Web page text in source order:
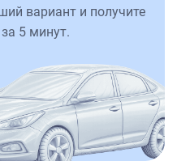
вариант и получите
5 минут.